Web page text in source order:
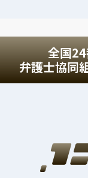
全国
弁護士協同